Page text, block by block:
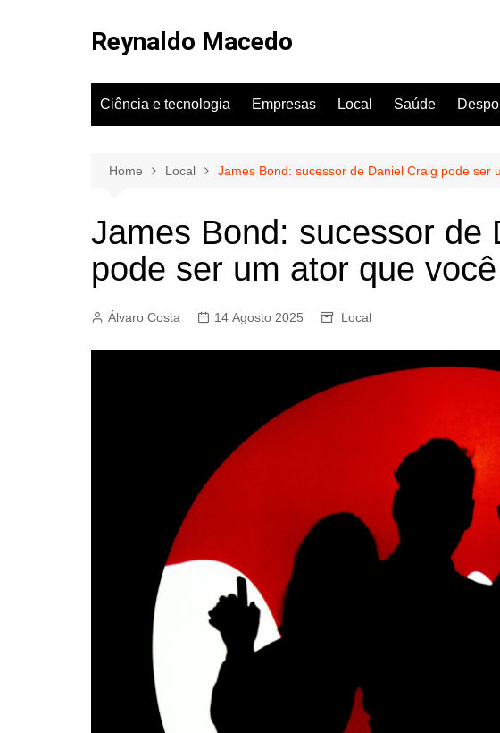
Reynaldo Macedo
Ciência e tecnologia Empresas Local Saúde
Home Local James Bond: sucessor de Daniel Craig pode ser
James Bond: sucessor de
pode ser um ator que
Álvaro Costa 14 Agosto 2025 Local